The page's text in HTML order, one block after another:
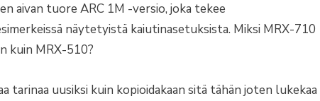
aivan tuore ARC 1M -versio, joka tekee
näytetyistä kaiutinasetuksista. Miksi MRX-710
kuin MRX-510?
tarinaa uusiksi kuin kopioidakaan sitä tähän joten lukekaa